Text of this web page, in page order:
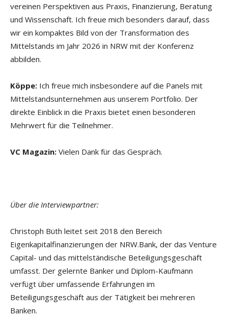
vereinen Perspektiven aus Praxis, Finanzierung, Beratung
und Wissenschaft. Ich freue mich besonders darauf, dass
wir ein kompaktes Bild von der Transformation des
Mittelstands im Jahr 2026 in NRW mit der Konferenz
abbilden.
Köppe: Ich freue mich insbesondere auf die Panels mit
Mittelstandsunternehmen aus unserem Portfolio. Der
direkte Einblick in die Praxis bietet einen besonderen
Mehrwert für die Teilnehmer.
VC Magazin: Vielen Dank für das Gespräch.
Über die Interviewpartner:
Christoph Büth leitet seit 2018 den Bereich
Eigenkapitalfinanzierungen der NRW.Bank, der das Venture
Capital- und das mittelständische Beteiligungsgeschäft
umfasst. Der gelernte Banker und Diplom-Kaufmann
verfügt über umfassende Erfahrungen im
Beteiligungsgeschäft aus der Tätigkeit bei mehreren
Banken.